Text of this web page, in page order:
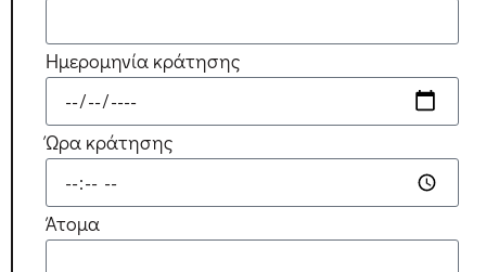
Ημερομηνία κράτησης
Ώρα κράτησης
Άτομα